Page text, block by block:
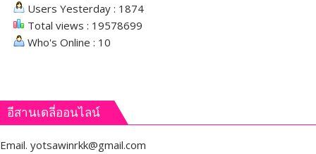
Users Yesterday : 1874
Total views : 19578699
Who's Online : 10
อีสานเดลี่ออนไลน์
Email. yotsawinrkk@gmail.com